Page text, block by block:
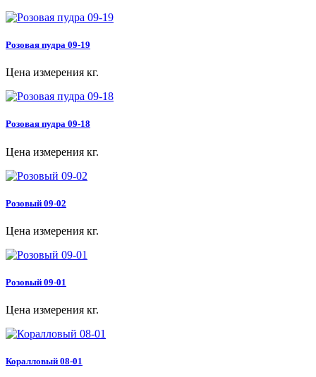
Розовая пудра 09-19
Цена измерения кг.
Розовая пудра 09-18
Цена измерения кг.
Розовый 09-02
Цена измерения кг.
Розовый 09-01
Цена измерения кг.
Коралловый 08-01